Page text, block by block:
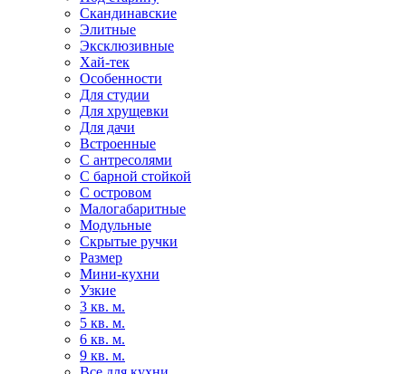
Скандинавские
Элитные
Эксклюзивные
Хай-тек
Особенности
Для студии
Для хрущевки
Для дачи
Встроенные
С антресолями
С барной стойкой
С островом
Малогабаритные
Модульные
Скрытые ручки
Размер
Мини-кухни
Узкие
3 кв. м.
5 кв. м.
6 кв. м.
9 кв. м.